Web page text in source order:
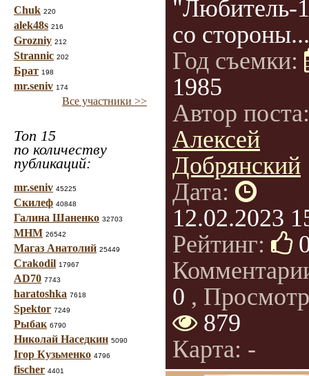
Chuk 220
alek48s 216
Grozniy 212
Strannic 202
Брат 198
mr.seniv 174
Все участники >>
Топ 15
по количеству
публикаций:
mr.seniv 45225
Скилеф 40848
Галина Шаненко 32703
МНМ 26542
Магаз Анатолий 25449
Crakodil 17967
AD70 7743
haratoshka 7618
Spektor 7249
Рыбак 6790
Николай Наседкин 5090
Ігор Кузьменко 4796
fischer 4401
"Любитель-
со стороны...
Год съемки:
1985
Автор
Алексей
Добрянский
Дата:
12.02.2023
Рейтинг:
0 ,
879
Карта: -